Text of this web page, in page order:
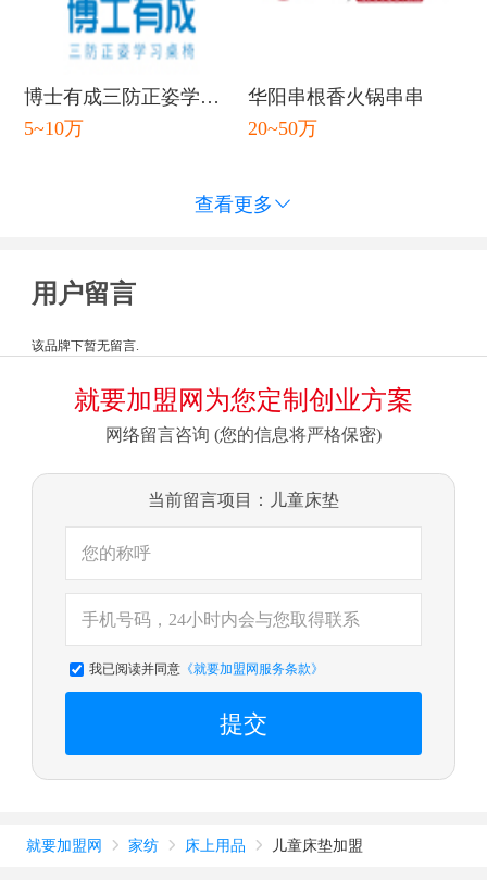
博士有成三防正姿学习
桌
5~10万
华阳串根香火锅串串
20~50万
查看更多 
用户留言
该品牌下暂无留言.
就要加盟网为您定制创业方案
网络留言咨询 (您的信息将严格保密)
当前留言项目：儿童床垫
我已阅读并同意《就要加盟网服务条款》
提交
就要加盟网  家纺  床上用品  儿童床垫加盟